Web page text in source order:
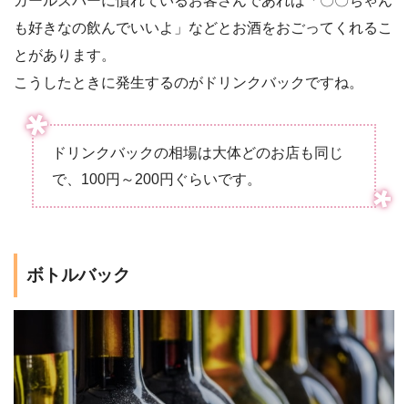
も好きなの飲んでいいよ」などとお酒をおごってくれるこ
とがあります。
こうしたときに発生するのがドリンクバックですね。
ドリンクバックの相場は大体どのお店も同じ
で、100円～200円ぐらいです。
ボトルバック